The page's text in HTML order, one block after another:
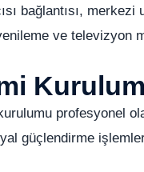
bağlantısı,
ve televizyon
profesyonel
güçlendirme